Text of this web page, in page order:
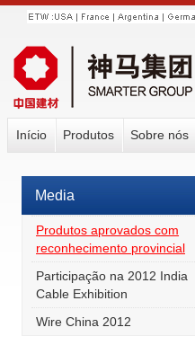
Início Produtos Sobre nós
Media
Produtos aprovados com
reconhecimento provincial
Participação na 2012 India
Cable Exhibition
Wire China 2012